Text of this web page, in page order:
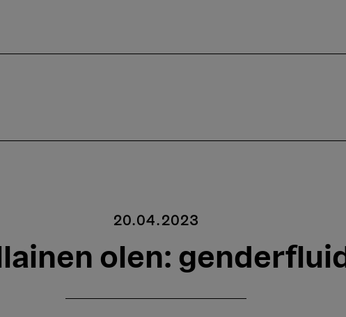
20.04.2023
olen: genderfluid